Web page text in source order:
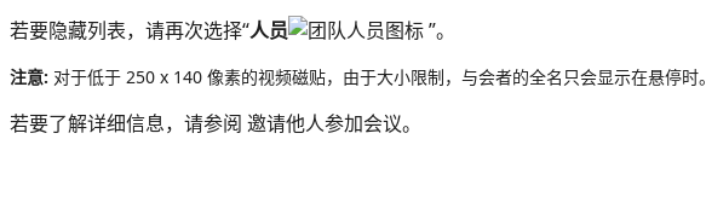
若要隐藏列表，请再次选择“人员 ”。
注意: 对于低于 250 x 140 像素的视频磁贴，由于大小限制，与会者的全名只会显示在悬停时。
若要了解详细信息，请参阅 邀请他人参加会议。